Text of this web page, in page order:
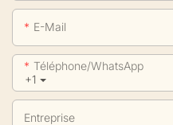
E-Mail
+1
Téléphone/WhatsApp
Entreprise